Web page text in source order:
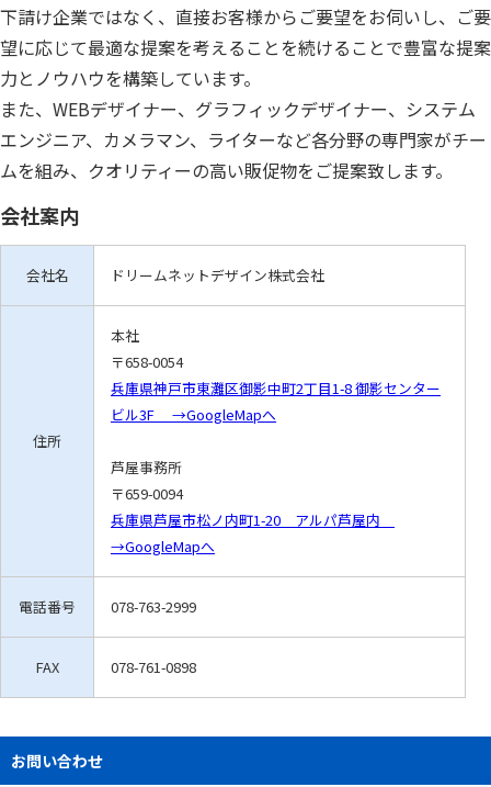
下請け企業ではなく、直接お客様からご要望をお伺いし、ご要
望に応じて最適な提案を考えることを続けることで豊富な提案
力とノウハウを構築しています。
また、WEBデザイナー、グラフィックデザイナー、システム
エンジニア、カメラマン、ライターなど各分野の専門家がチー
ムを組み、クオリティーの高い販促物をご提案致します。
会社案内
会社名 ドリームネットデザイン株式会社
住所
本社
〒658-0054
兵庫県神戸市東灘区御影中町2丁目1-8 御影センター
ビル3F →GoogleMapへ
芦屋事務所
〒659-0094
兵庫県芦屋市松ノ内町1-20 アルパ芦屋内
→GoogleMapへ
電話番号 078-763-2999
FAX 078-761-0898
お問い合わせ